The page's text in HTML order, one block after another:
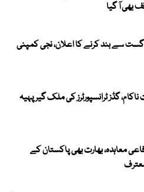
بھی آ گیا
بس سروس 11 اگست سے بند کرنے کا اعلان، نجی کمپنی
گڈز ٹرانسپورٹرز کی ملک گیر پہیہ
معاہدہ، بھارت بھی پاکستان کے